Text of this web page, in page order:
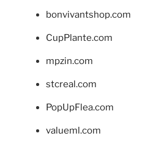
bonvivantshop.com
CupPlante.com
mpzin.com
stcreal.com
PopUpFlea.com
valueml.com